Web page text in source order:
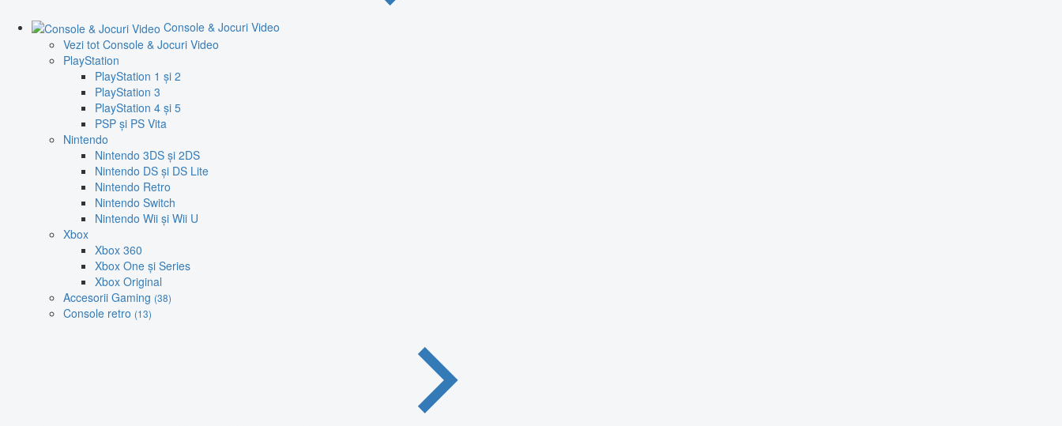
Console & Jocuri Video
Vezi tot Console & Jocuri Video
PlayStation
PlayStation 1 și 2
PlayStation 3
PlayStation 4 și 5
PSP și PS Vita
Nintendo
Nintendo 3DS și 2DS
Nintendo DS și DS Lite
Nintendo Retro
Nintendo Switch
Nintendo Wii și Wii U
Xbox
Xbox 360
Xbox One și Series
Xbox Original
Accesorii Gaming (38)
Console retro (13)